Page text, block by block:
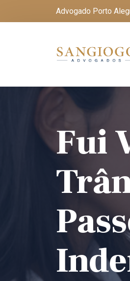
Advogado Porto
Fui